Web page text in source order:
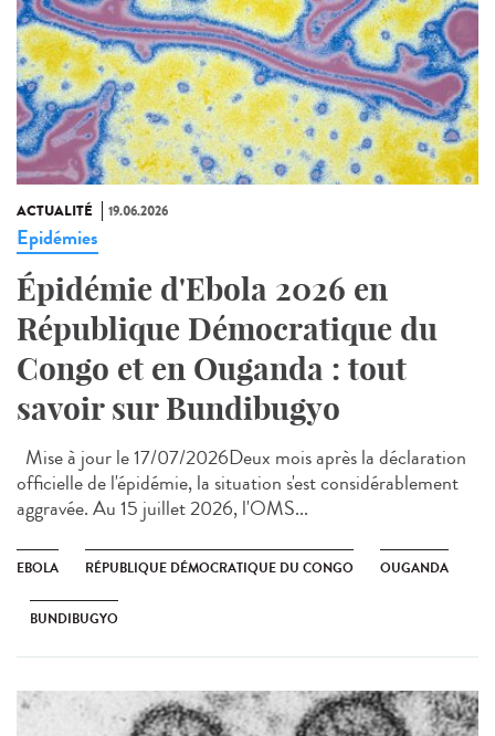
ACTUALITÉ 19.06.2026
Epidémies
Épidémie d'Ebola 2026 en
République Démocratique du
Congo et en Ouganda : tout
savoir sur Bundibugyo
Mise à jour le 17/07/2026Deux mois après la déclaration
officielle de l'épidémie, la situation s'est considérablement
aggravée. Au 15 juillet 2026, l'OMS...
EBOLA RÉPUBLIQUE DÉMOCRATIQUE DU CONGO OUGANDA
BUNDIBUGYO